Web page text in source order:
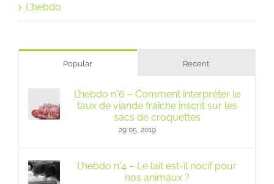
L'hebdo
Popular Recent
L’hebdo n°6 – Comment interpréter le
taux de viande fraîche inscrit sur les
sacs de croquettes
29 05, 2019
L’hebdo n°4 – Le lait est-il nocif pour
nos animaux ?